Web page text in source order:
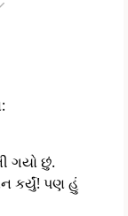
ગયો છું.
કર્યું! પણ હું